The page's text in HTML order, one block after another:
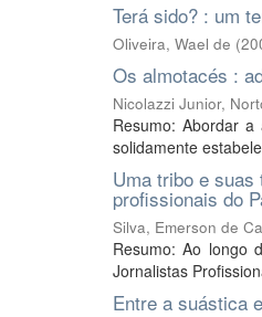
Terá sido? : um
Oliveira, Wael de (
Os almotacés :
Nicolazzi Junior,
Resumo: Abordar
solidamente
Uma tribo e
profissionais do
Silva, Emerson de
Resumo: Ao longo
Jornalistas
Entre a suástica